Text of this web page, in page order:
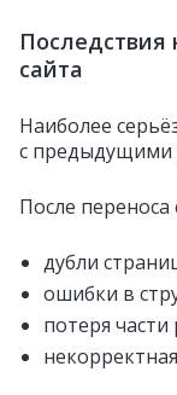
Последствия
сайта
Наиболее
с предыдущими
После переноса
дубли
ошибки в
потеря части